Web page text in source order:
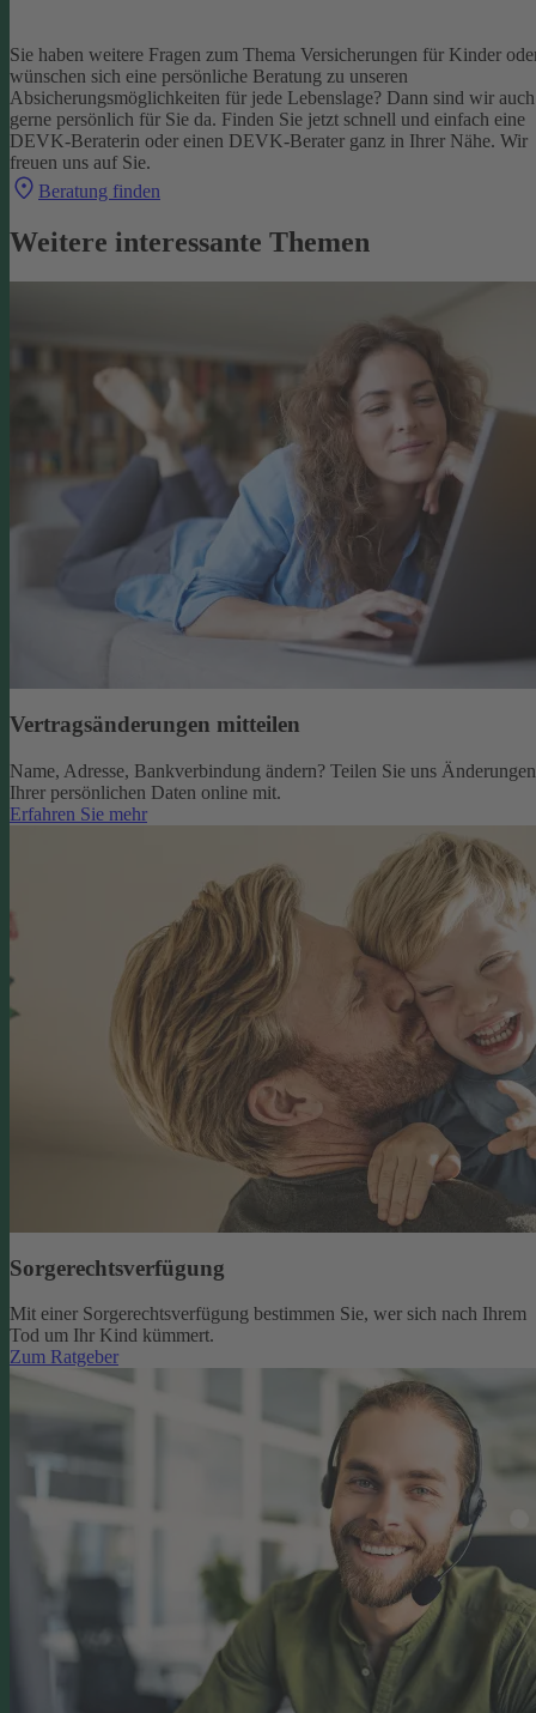
Sie haben weitere Fragen zum Thema Versicherungen für Kinder
wünschen sich eine persönliche Beratung zu unseren
Absicherungsmöglichkeiten für jede Lebenslage? Dann sind wir auch
gerne persönlich für Sie da. Finden Sie jetzt schnell und einfach eine
DEVK-Beraterin oder einen DEVK-Berater ganz in Ihrer Nähe. Wir
freuen uns auf Sie.
Beratung finden
Weitere interessante Themen
Vertragsänderungen mitteilen
Name, Adresse, Bankverbindung ändern? Teilen Sie uns Änderungen
Ihrer persönlichen Daten online mit.
Erfahren Sie mehr
Sorgerechtsverfügung
Mit einer Sorgerechtsverfügung bestimmen Sie, wer sich nach Ihrem
Tod um Ihr Kind kümmert.
Zum Ratgeber